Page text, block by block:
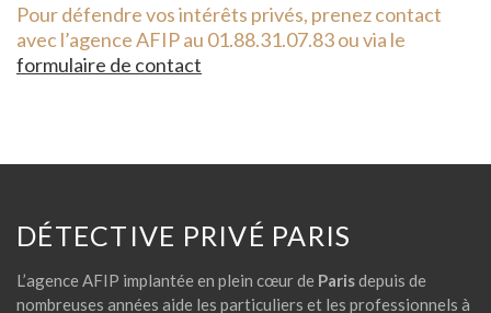
Pour défendre vos intérêts privés, prenez contact
avec l’agence AFIP au 01.88.31.07.83 ou via le
formulaire de contact
DÉTECTIVE PRIVÉ PARIS
L’agence AFIP implantée en plein cœur de Parisdepuis de
nombreuses années aide les particuliers et les professionnels à